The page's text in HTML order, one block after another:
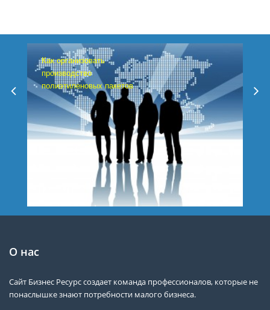
Как организовать
производство
полиэтиленовых пакетов
О нас
Сайт Бизнес Ресурс создает команда профессионалов, которые не
понаслышке знают потребности малого бизнеса.